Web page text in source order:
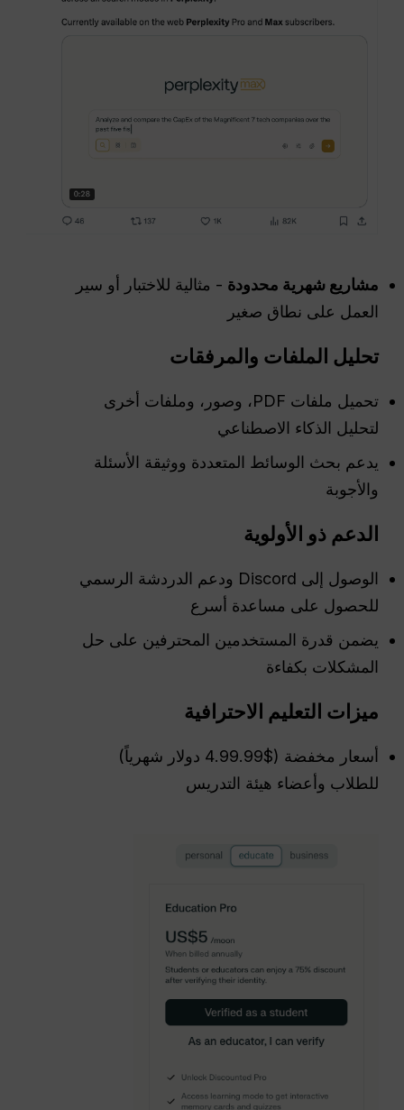
مشاريع شهرية محدودة - مثالية للاختبار أو سير
العمل على نطاق صغير
تحليل الملفات والمرفقات
تحميل ملفات PDF، وصور، وملفات أخرى
لتحليل الذكاء الاصطناعي
يدعم بحث الوسائط المتعددة ووثيقة الأسئلة
والأجوبة
الدعم ذو الأولوية
الوصول إلى Discord ودعم الدردشة الرسمي
للحصول على مساعدة أسرع
يضمن قدرة المستخدمين المحترفين على حل
المشكلات بكفاءة
ميزات التعليم الاحترافية
أسعار مخفضة ($4.99.99 دولار شهرياً)
للطلاب وأعضاء هيئة التدريس